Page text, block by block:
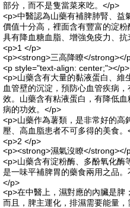
部分，而不是隻當菜來吃。</p>
<p>中醫認為山藥有補脾肺腎、益
價值十分高，裡面含有豐富的淀粉
具有降血糖血脂、增強免疫力、
<p>1 </p>
<p><strong>三高降瞭</strong></
<p style="text-align: center;"></p>
<p>山藥含有大量的黏液蛋白、維
血管壁的沉淀，預防心血管疾病
效。山藥含有粘液蛋白，有降低
病的功效。</p>
<p>山藥作為薯類，是非常好的高
壓、高血脂患者不可多得的美食。
<p>2 </p>
<p><strong>濕氣沒瞭</strong></
<p>山藥含有淀粉酶、多酚氧化酶
是一味平補脾胃的藥食兩用之品。
</p>
<p>在中醫上，濕對應的內臟是脾
而且，脾主運化，排濕需要能量